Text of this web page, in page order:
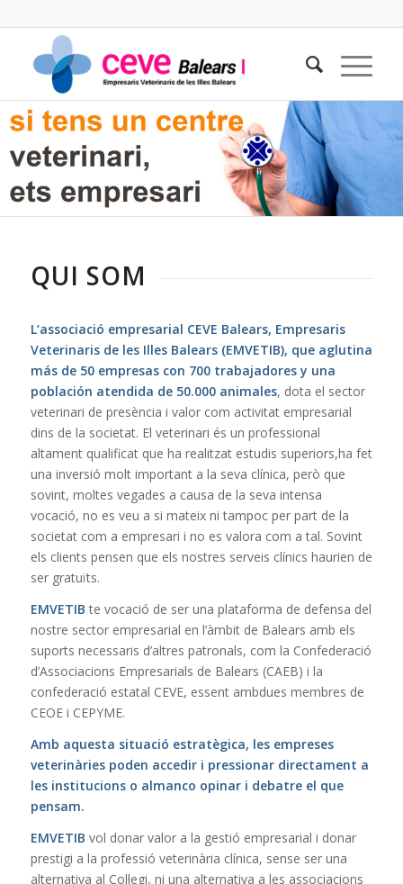
QUI SOM
L’associació empresarial CEVE Balears, Empresaris
Veterinaris de les Illes Balears (EMVETIB), que aglutina
más de 50 empresas con 700 trabajadores y una
población atendida de 50.000 animales, dota el sector
veterinari de presència i valor com activitat empresarial
dins de la societat. El veterinari és un professional
altament qualificat que ha realitzat estudis superiors,ha fet
una inversió molt important a la seva clínica, però que
sovint, moltes vegades a causa de la seva intensa
vocació, no es veu a si mateix ni tampoc per part de la
societat com a empresari i no es valora com a tal. Sovint
els clients pensen que els nostres serveis clínics haurien de
ser gratuïts.
EMVETIB te vocació de ser una plataforma de defensa del
nostre sector empresarial en l’àmbit de Balears amb els
suports necessaris d’altres patronals, com la Confederació
d’Associacions Empresarials de Balears (CAEB) i la
confederació estatal CEVE, essent ambdues membres de
CEOE i CEPYME.
Amb aquesta situació estratègica, les empreses
veterinàries poden accedir i pressionar directament a
les institucions o almanco opinar i debatre el que
pensam.
EMVETIB vol donar valor a la gestió empresarial i donar
prestigi a la professió veterinària clínica, sense ser una
alternativa al Col·legi, ni una alternativa a les associacions